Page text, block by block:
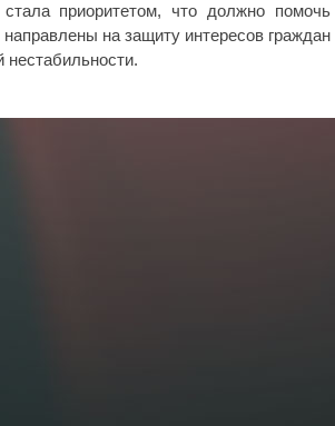
приоритетом, что должно помочь
на защиту интересов граждан
нестабильности.